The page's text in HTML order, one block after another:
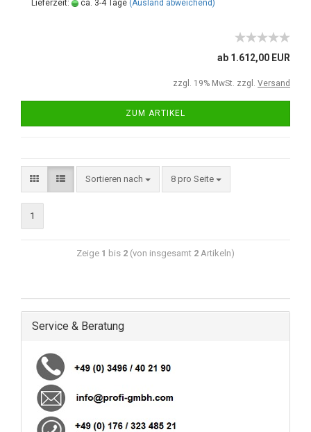
Lieferzeit: ca. 3-4 Tage (Ausland abweichend)
ab 1.612,00 EUR
zzgl. 19% MwSt. zzgl. Versand
ZUM ARTIKEL
Sortieren nach 8 pro Seite
1
Zeige 1 bis 2 (von insgesamt 2 Artikeln)
Service & Beratung